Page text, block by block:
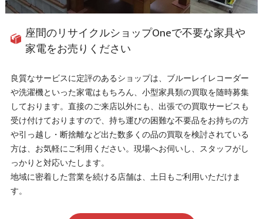
座間のリサイクルショップOneで不要な家具や
家電をお売りください
良質なサービスに定評のあるショップは、ブルーレイレコーダー
や洗濯機といった家電はもちろん、小型家具類の買取を随時募集
しております。直接のご来店以外にも、出張での買取サービスも
受け付けておりますので、持ち運びの困難な不要品をお持ちの方
や引っ越し・断捨離など出た数多くの品の買取を検討されている
方は、お気軽にご利用ください。現場へお伺いし、スタッフがし
っかりと対応いたします。
地域に密着した営業を続ける店舗は、土日もご利用いただけま
す。